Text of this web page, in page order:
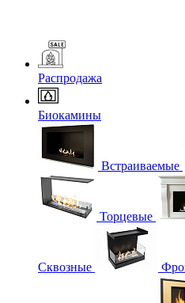
Распродажа
Биокамины
Встраиваемые
Торцевые
Сквозные